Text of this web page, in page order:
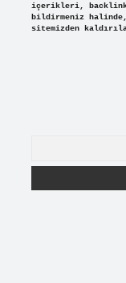
içerikleri,
bildirmeniz
sitemizden